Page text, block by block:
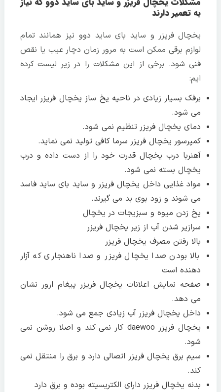
به تعمیر دارند
یخچال فریزر و ساید بای ساید دوو نیز همانند تمام
لوازم برقی ممکن است به مرور زمان دچار عیب یا نقص
فنی شود. برخی از این مشکلات را در زیر لیست کرده
ایم:
برفک بسیار زیادی در ناحیه یخ ساز یخچال فریزر ایجاد
می شود.
دمای یخچال فریزر تنظیم نمی شود.
کمپرسور یخچال فریزر سرما کافی تولید نمی نماید.
آهنربا درب یخچال قدرت خود را از دست داده و درب
یخچال بسته نمی شود.
مواد غذایی داخل یخچال فریزر و ساید بای ساید فاسد
می شوند و زود بوی بد می گیرند.
یخ زدن میوه و سبزیجات در یخچال
سرازیر شدن آب از زیر یخچال فریزر
بالا رفتن مصرف یخچال فریزر
بالا بودن صدا یخچال فریزر و صدا ناهنجاری که آزار
دهنده است
صفحه نمایش اعلانات یخچال فریزر پیغام ارور نشان
می دهد.
داخل یخچال فریزر آب زیادی جمع می شود.
یخچال فریزر daewoo کار نمی کند و اصلا روشن نمی
شود.
سیم برق یخچال فریزر اتصالی دارد و برق را منتقل نمی
کند.
بدنه یخچال فریزر دارای الکتریسیته بوده و برق دارد